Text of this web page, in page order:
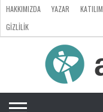
ARKEOLOJI
ANTROPOLOJI
PALEONTOLOJI
EVRIM
DOSYA
CEVAP
RÖPORTAJ
HAKKIMIZDA YAZAR KATILIM
GIZLILIK